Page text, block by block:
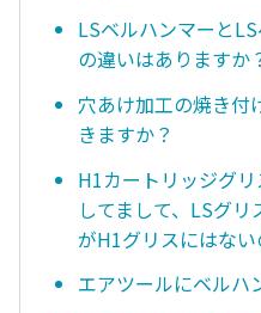
LSベルハンマーと
の違いはありますか
穴あけ加工の焼き付
きますか？
H1カートリッジグ
してまして、LSグ
がH1グリスにはない
エアツールにベルハ